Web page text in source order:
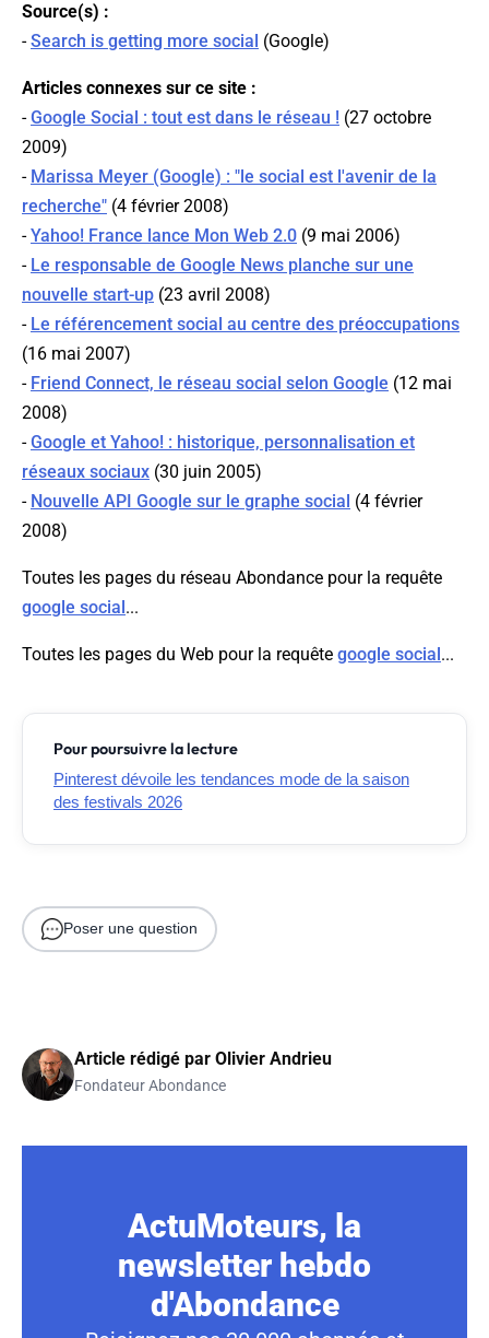
Source(s) :
-Search is getting more social (Google)
Articles connexes sur ce site :
-Google Social : tout est dans le réseau ! (27 octobre
2009)
- Marissa Meyer (Google) : "le social est l'avenir de la
recherche" (4 février 2008)
-Yahoo! France lance Mon Web 2.0 (9 mai 2006)
- Le responsable de Google News planche sur une
nouvelle start-up (23 avril 2008)
- Le référencement social au centre des préoccupations
(16 mai 2007)
- Friend Connect, le réseau social selon Google (12 mai
2008)
-Google et Yahoo! : historique, personnalisation et
réseaux sociaux (30 juin 2005)
- Nouvelle API Google sur le graphe social (4 février
2008)
Toutes les pages du réseau Abondance pour la requête
google social ...
Toutes les pages du Web pour la requête google social ...
Pour poursuivre la lecture
Pinterest dévoile les tendances mode de la saison
des festivals 2026
Poser une question
Article rédigé par Olivier Andrieu
Fondateur Abondance
ActuMoteurs, la
newsletter hebdo
d'Abondance